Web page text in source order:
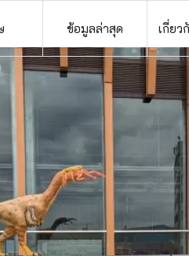
ข้อมูลล่าสุด เกี่ยว